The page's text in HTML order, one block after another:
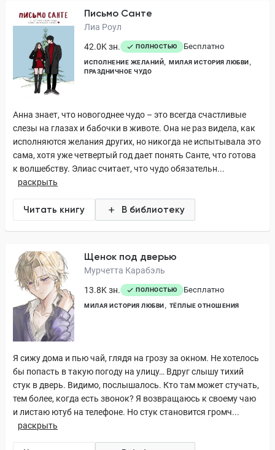
Письмо Санте
Лиа Роул
42.0K зн.
ПОЛНОСТЬЮ Бесплатно
ИСПОЛНЕНИЕ ЖЕЛАНИЙ
МИЛАЯ ИСТОРИЯ ЛЮБВИ
ПРАЗДНИЧНОЕ ЧУДО
Анна знает, что новогоднее чудо – это всегда счастливые
слезы на глазах и бабочки в животе. Она не раз видела, как
исполняются желания других, но никогда не испытывала это
сама, хотя уже четвертый год дает понять Санте, что готова
к волшебству. Элиас считает, что чудо обязательн...
раскрыть
Читать книгу В библиотеку
Щенок под дверью
Мурчетта Карабэль
13.8K зн.
ПОЛНОСТЬЮ Бесплатно
МИЛАЯ ИСТОРИЯ ЛЮБВИ ТЁПЛЫЕ ОТНОШЕНИЯ
Я сижу дома и пью чай, глядя на грозу за окном. Не хотелось
бы попасть в такую погоду на улицу… Вдруг слышу тихий
стук в дверь. Видимо, послышалось. Кто там может стучать,
тем более, когда есть звонок? Я возвращаюсь к своему чаю
и листаю ютуб на телефоне. Но стук становится громч...
раскрыть